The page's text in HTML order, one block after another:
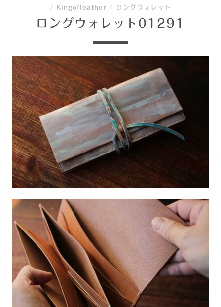
/ Kingofleather / ロングウォレット
ロングウォレット01291